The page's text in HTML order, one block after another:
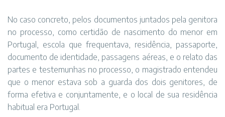
No caso concreto, pelos documentos juntados pela genitora
no processo, como certidão de nascimento do menor em
Portugal, escola que frequentava, residência, passaporte,
documento de identidade, passagens aéreas, e o relato das
partes e testemunhas no processo, o magistrado entendeu
que o menor estava sob a guarda dos dois genitores, de
forma efetiva e conjuntamente, e o local de sua residência
habitual era Portugal.